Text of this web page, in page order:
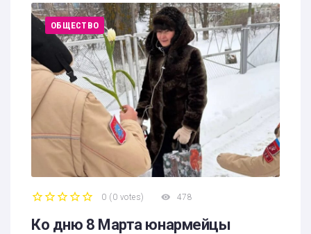
ОБЩЕСТВО
0 (0 votes) 478
Ко дню 8 Марта юнармейцы